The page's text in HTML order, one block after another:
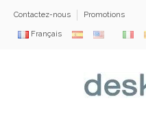
Contactez-nous Promotions
Français